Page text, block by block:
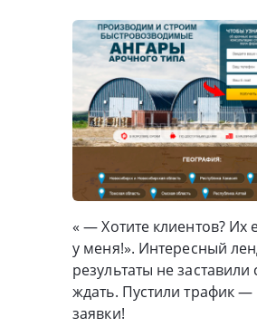
« — Хотите клиентов? Их
у меня!». Интересный
результаты не заставили
ждать. Пустили трафик
заявки!